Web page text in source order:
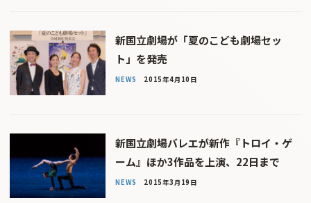
新国立劇場が「夏のこども劇場セッ
ト」を発売
NEWS 2015年4月10日
新国立劇場バレエが新作『トロイ・ゲ
ーム』ほか3作品を上演、22日まで
NEWS 2015年3月19日